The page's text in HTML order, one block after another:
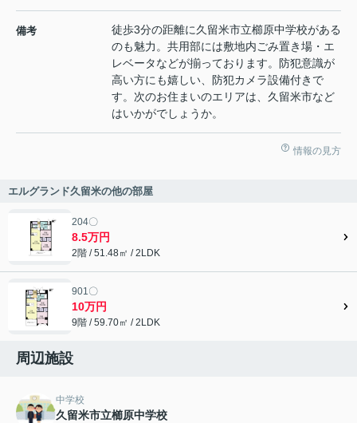
備考
徒歩3分の距離に久留米市立櫛原中学校がある
のも魅力。共用部には敷地内ごみ置き場・エ
レベータなどが揃っております。防犯意識が
高い方にも嬉しい、防犯カメラ設備付きで
す。次のお住まいのエリアは、久留米市など
はいかがでしょうか。
情報の見方
エルグランド久留米の他の部屋
204〇
8.5万円
2階 / 51.48㎡ / 2LDK
901〇
10万円
9階 / 59.70㎡ / 2LDK
周辺施設
中学校
久留米市立櫛原中学校